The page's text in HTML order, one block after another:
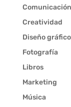
Comunicación
Creatividad
Diseño gráfico
Fotografía
Libros
Marketing
Música